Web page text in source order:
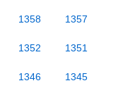
1358 1357
1352 1351
1346 1345